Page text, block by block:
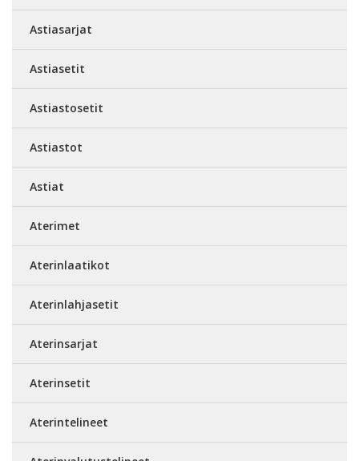
Astiasarjat
Astiasetit
Astiastosetit
Astiastot
Astiat
Aterimet
Aterinlaatikot
Aterinlahjasetit
Aterinsarjat
Aterinsetit
Aterintelineet